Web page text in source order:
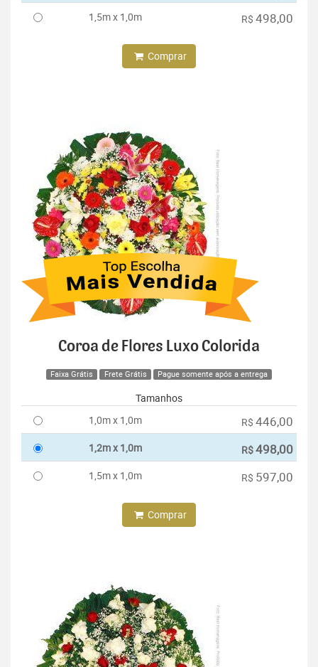
1,5m x 1,0m R$ 498,00
Comprar
Coroa de Flores Luxo Colorida
Faixa Grátis Frete Grátis Pague somente após a entrega
Tamanhos
1,0m x 1,0m
R$ 446,00
1,2m x 1,0m R$498,00
1,5m x 1,0m R$ 597,00
Comprar